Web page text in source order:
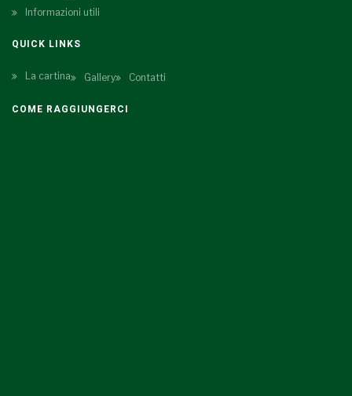
Informazioni utili
QUICK LINKS
La cartina Gallery Contatti
COME RAGGIUNGERCI